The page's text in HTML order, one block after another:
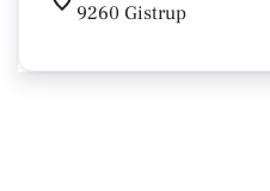
9260 Gistrup